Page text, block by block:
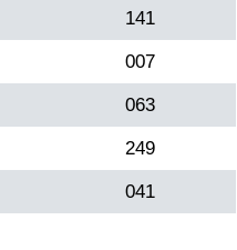
141
007
063
249
041